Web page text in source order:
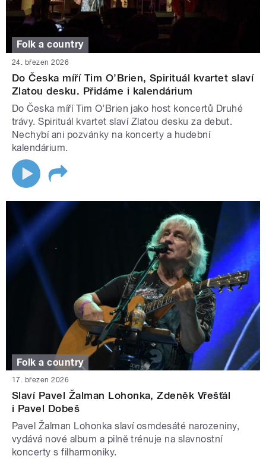
Folk a country
24. březen 2026
Do Česka míří Tim O’Brien, Spirituál kvartet slaví
Zlatou desku. Přidáme i kalendárium
Do Česka míří Tim O’Brien jako host koncertů Druhé
trávy. Spirituál kvartet slaví Zlatou desku za debut.
Nechybí ani pozvánky na koncerty a hudební
kalendárium.
Folk a country
17. březen 2026
Slaví Pavel Žalman Lohonka, Zdeněk Vřešťál
i Pavel Dobeš
Pavel Žalman Lohonka slaví osmdesáté narozeniny,
vydává nové album a pilně trénuje na slavnostní
koncerty s filharmoniky.